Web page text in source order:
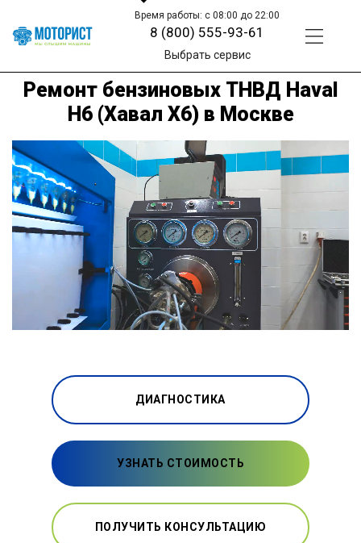
Время работы: с 08:00 до 22:00
8 (800) 555-93-61
Выбрать сервис
Ремонт бензиновых ТНВД Haval
H6 (Хавал Х6) в Москве
ДИАГНОСТИКА
УЗНАТЬ СТОИМОСТЬ
ПОЛУЧИТЬ КОНСУЛЬТАЦИЮ